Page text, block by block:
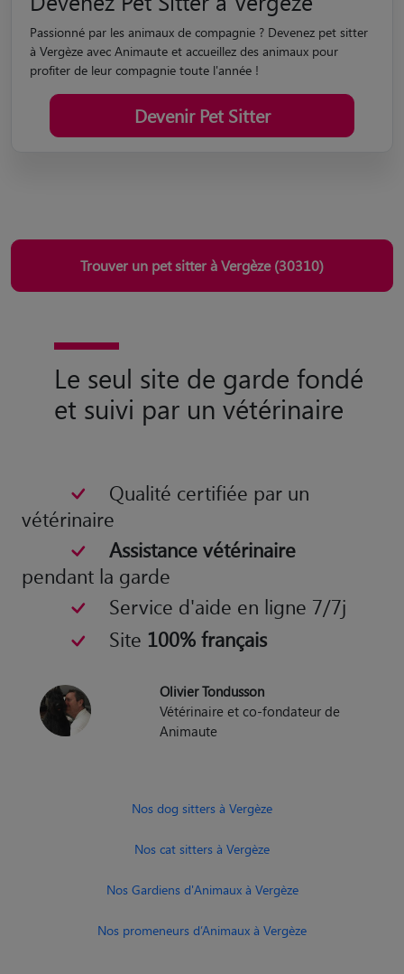
à Vergèze avec Animaute et accueillez des animaux pour
profiter de leur compagnie toute l'année !
Devenir Pet Sitter
Le seul site de garde fondé
et suivi par un vétérinaire
vétérinaire
Assistance vétérinaire
pendant la garde
Service d'aide en ligne 7/7j
Site100% français
Olivier Tondusson
Animaute
Nos cat sitters à Vergèze
Nos Gardiens d'Animaux à Vergèze
Nos promeneurs d’Animaux à Vergèze